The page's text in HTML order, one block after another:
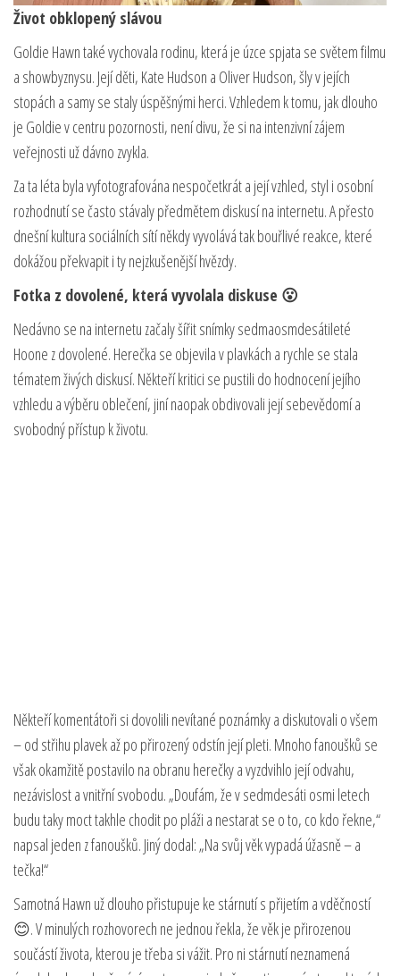
Život obklopený slávou
Goldie Hawn také vychovala rodinu, která je úzce spjata se světem filmu
a showbyznysu. Její děti, Kate Hudson a Oliver Hudson, šly v jejích
stopách a samy se staly úspěšnými herci. Vzhledem k tomu, jak dlouho
je Goldie v centru pozornosti, není divu, že si na intenzivní zájem
veřejnosti už dávno zvykla.
Za ta léta byla vyfotografována nespočetkrát a její vzhled, styl i osobní
rozhodnutí se často stávaly předmětem diskusí na internetu. A přesto
dnešní kultura sociálních sítí někdy vyvolává tak bouřlivé reakce, které
dokážou překvapit i ty nejzkušenější hvězdy.
Fotka z dovolené, která vyvolala diskuse 😮
Nedávno se na internetu začaly šířit snímky sedmaosmdesátileté
Hoone z dovolené. Herečka se objevila v plavkách a rychle se stala
tématem živých diskusí. Někteří kritici se pustili do hodnocení jejího
vzhledu a výběru oblečení, jiní naopak obdivovali její sebevědomí a
svobodný přístup k životu.
Někteří komentátoři si dovolili nevítané poznámky a diskutovali o všem
– od střihu plavek až po přirozený odstín její pleti. Mnoho fanoušků se
však okamžitě postavilo na obranu herečky a vyzdvihlo její odvahu,
nezávislost a vnitřní svobodu. „Doufám, že v sedmdesáti osmi letech
budu taky moct takhle chodit po pláži a nestarat se o to, co kdo řekne,“
napsal jeden z fanoušků. Jiný dodal: „Na svůj věk vypadá úžasně – a
tečka!“
Samotná Hawn už dlouho přistupuje ke stárnutí s přijetím a vděčností
😊. V minulých rozhovorech ne jednou řekla, že věk je přirozenou
součástí života, kterou je třeba si vážit. Pro ni stárnutí neznamená